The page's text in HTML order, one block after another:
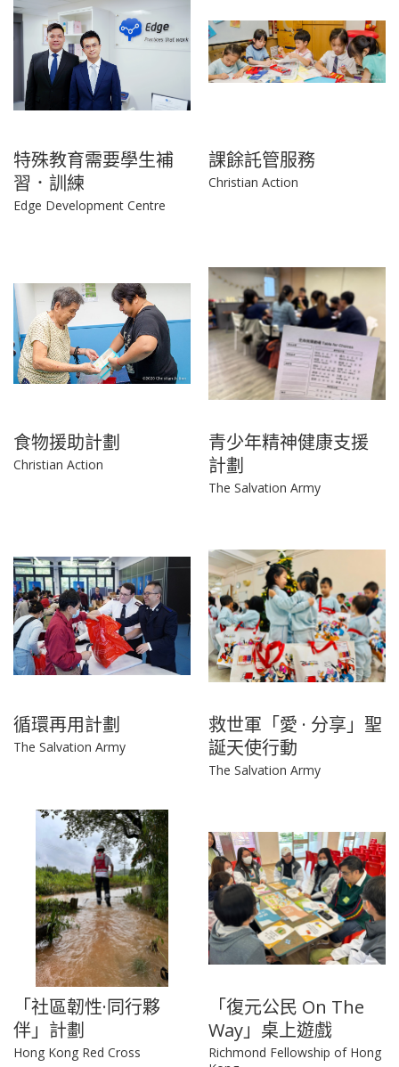
特殊教育需要學生補
習．訓練
Edge Development Centre
課餘託管服務
Christian Action
食物援助計劃
Christian Action
青少年精神健康支援
計劃
The Salvation Army
循環再用計劃
The Salvation Army
救世軍「愛 · 分享」聖
誕天使行動
The Salvation Army
「社區韌性·同行夥
伴」計劃
Hong Kong Red Cross
「復元公民 On The
Way」桌上遊戲
Richmond Fellowship of Hong